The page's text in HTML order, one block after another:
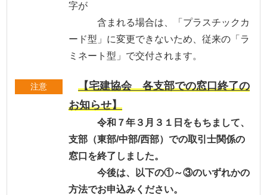
字が
含まれる場合は、「プラスチックカ
ード型」に変更できないため、従来の「ラ
ミネート型」で交付されます。
注意
【宅建協会 各支部での窓口終了の
お知らせ】
令和７年３月３１日をもちまして、
支部（東部/中部/西部）での取引士関係の
窓口を終了しました。
今後は、以下の①～③のいずれかの
方法でお申込みください。